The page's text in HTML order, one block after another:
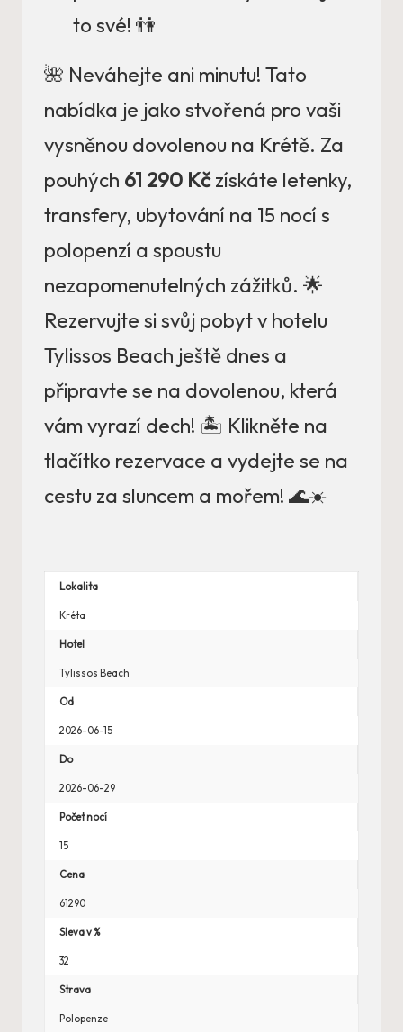
to své! 👫
🌺 Neváhejte ani minutu! Tato
nabídka je jako stvořená pro vaši
vysněnou dovolenou na Krétě. Za
pouhých 61 290 Kčzískáte letenky,
transfery, ubytování na 15 nocí s
polopenzí a spoustu
nezapomenutelných zážitků. 🌟
Rezervujte si svůj pobyt v hotelu
Tylissos Beach ještě dnes a
připravte se na dovolenou, která
vám vyrazí dech! 🏝️ Klikněte na
tlačítko rezervace a vydejte se na
cestu za sluncem a mořem! 🌊☀️
Lokalita
Kréta
Hotel
Tylissos Beach
Od
2026-06-15
Do
2026-06-29
Počet nocí
15
Cena
61290
Sleva v %
32
Strava
Polopenze